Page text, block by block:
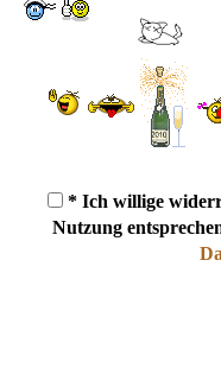
* Ich willige
Nutzung